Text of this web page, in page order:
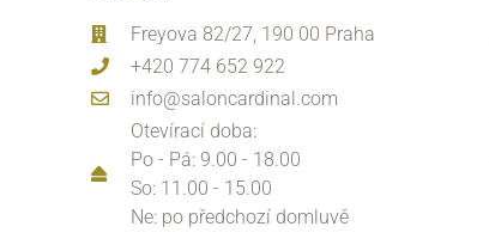
Freyova 82/27, 190 00 Praha
+420 774 652 922
info@saloncardinal.com
Otevírací doba:
Po - Pá: 9.00 - 18.00
So: 11.00 - 15.00
Ne: po předchozí domluvě